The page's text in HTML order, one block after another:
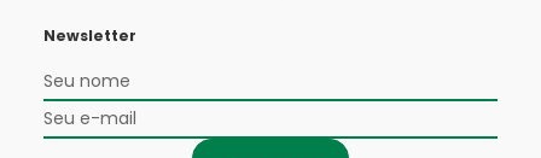
Newsletter